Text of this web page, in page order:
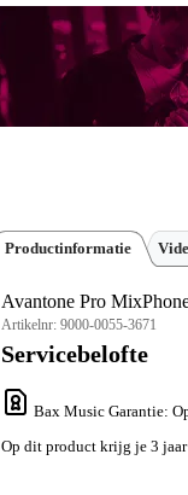
Productinformatie
Avantone Pro
Artikelnr: 9000-0055-3671
Servicebelofte
Bax Music Garantie:
Op dit product krijg je 3